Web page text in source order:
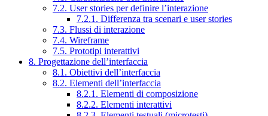
7.2. User stories per definire l’interazione
7.2.1. Differenza tra scenari e user stories
7.3. Flussi di interazione
7.4. Wireframe
7.5. Prototipi interattivi
8. Progettazione dell’interfaccia
8.1. Obiettivi dell’interfaccia
8.2. Elementi dell’interfaccia
8.2.1. Elementi di composizione
8.2.2. Elementi interattivi